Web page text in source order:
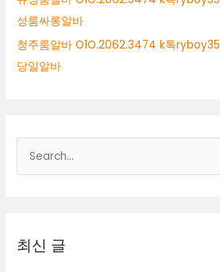
성룸싸롱알바
청주룸알바 O1O.2062.3474 k톡
당일알바
색
최신 글